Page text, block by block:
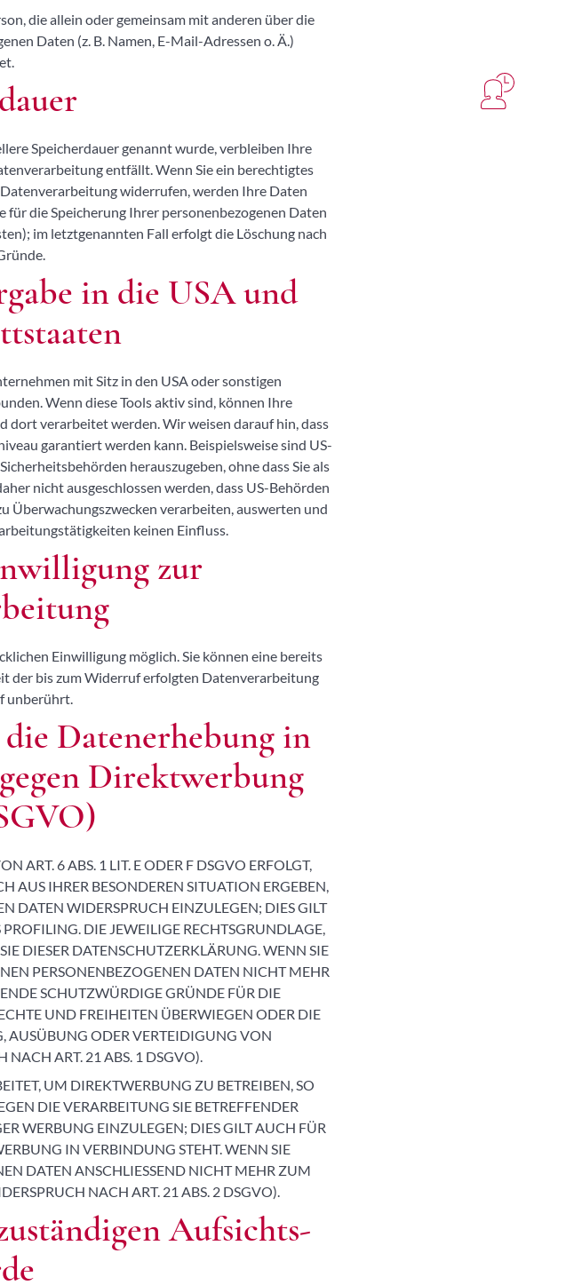
die allein oder gemeinsam mit anderen über die
Daten (z. B. Namen, E-Mail-Adressen o. Ä.)
Speicherdauer genannt wurde, verbleiben Ihre
entfällt. Wenn Sie ein berechtigtes
widerrufen, werden Ihre Daten
die Speicherung Ihrer personenbezogenen Daten
im letztgenannten Fall erfolgt die Löschung nach
in die USA und
mit Sitz in den USA oder sonstigen
Wenn diese Tools aktiv sind, können Ihre
dort verarbeitet werden. Wir weisen darauf hin, dass
garantiert werden kann. Beispielsweise sind US-
herauszugeben, ohne dass Sie als
nicht ausgeschlossen werden, dass US-Behörden
Überwachungszwecken verarbeiten, auswerten und
keinen Einfluss.
zur
Einwilligung möglich. Sie können eine bereits
der bis zum Widerruf erfolgten Datenverarbeitung
unberührt.
Datenerhebung in
Direktwerbung
ART. 6 ABS. 1 LIT. E ODER F DSGVO ERFOLGT,
AUS IHRER BESONDEREN SITUATION ERGEBEN,
DATEN WIDERSPRUCH EINZULEGEN; DIES GILT
DIE JEWEILIGE RECHTSGRUNDLAGE,
DIESER DATENSCHUTZERKLÄRUNG. WENN SIE
PERSONENBEZOGENEN DATEN NICHT MEHR
SCHUTZWÜRDIGE GRÜNDE FÜR DIE
UND FREIHEITEN ÜBERWIEGEN ODER DIE
AUSÜBUNG ODER VERTEIDIGUNG VON
NACH ART. 21 ABS. 1 DSGVO).
UM DIREKTWERBUNG ZU BETREIBEN, SO
DIE VERARBEITUNG SIE BETREFFENDER
WERBUNG EINZULEGEN; DIES GILT AUCH FÜR
IN VERBINDUNG STEHT. WENN SIE
DATEN ANSCHLIESSEND NICHT MEHR ZUM
NACH ART. 21 ABS. 2 DSGVO).
Aufsichts­